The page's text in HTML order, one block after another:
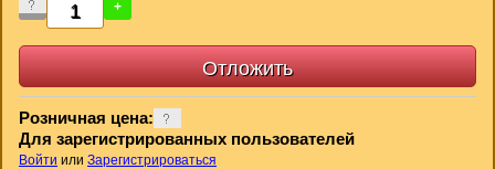
- +
Розничная цена:
Для зарегистрированных пользователей
Войти или Зарегистрироваться